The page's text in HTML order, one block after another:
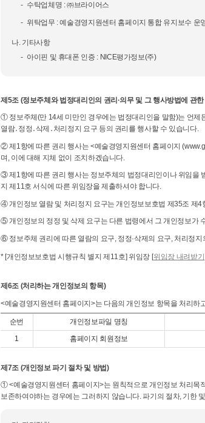
수탁업체명 : ㈜브라이어스
위탁업무 : 예술경영지원센터 홈페이지 통합 유지보수 운
나. 기타사항
아이핀 및 휴대폰 인증 : NICE평가정보(주)
제5조 (정보주체와 법정대리인의 권리·의무 및 그 행사방법에 관
① 정보주체(만 14세 미만인 경우에는 법정대리인을 말함)는 언
열람․정정․삭제․처리정지 요구 등의 권리를 행사할 수 있습니다.
② 제1항에 따른 권리 행사는 <예술경영지원센터 홈페이지
며, 이에 대해 지체 없이 조치하겠습니다.
③ 제1항에 따른 권리 행사는 정보주체의 법정대리인이나 위임을
지 제11호 서식에 따른 위임장을 제출하셔야 합니다.
④ 개인정보 열람 및 처리정지 요구는 개인정보보호법 제35조 제
⑤ 개인정보의 정정 및 삭제 요구는 다른 법령에서 그 개인정보가
⑥ 정보주체 권리에 따른 열람의 요구, 정정·삭제의 요구, 처리정
* [개인정보보호법 시행규칙 별지 제11호] 위임장 [위임장 내려받기
제6조 (처리하는 개인정보의 항목)
<예술경영지원센터 홈페이지>는 다음의 개인정보 항목을 처리하
순번 개인정보파일 명칭
1
홈페이지 회원정보
제7조 (개인정보 파기 절차 및 방법)
① <예술경영지원센터 홈페이지>는 원칙적으로 개인정보 처리목
보존하여야하는 경우에는 그러하지 않습니다. 파기의 절차, 기한